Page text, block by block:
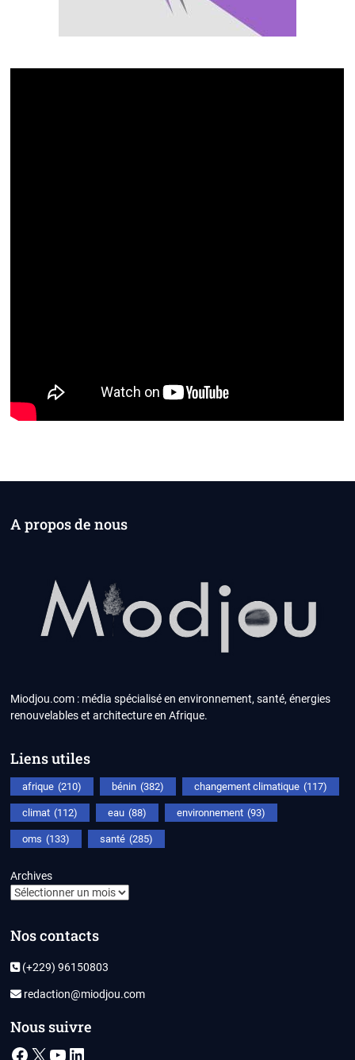
A propos de nous
Miodjou.com : média spécialisé en environnement, santé, énergies
renouvelables et architecture en Afrique.
Liens utiles
afrique (210) bénin (382) changement climatique (117)
climat (112) eau (88) environnement (93)
oms (133) santé (285)
Archives
Nos contacts
(+229) 96150803
redaction@miodjou.com
Nous suivre
Facebook
X YouTube
LinkedIn